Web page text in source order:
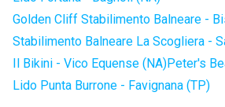
Golden Cliff Stabilimento Balneare -
Stabilimento Balneare La Scogliera -
Il Bikini - Vico Equense (NA)Peter's
Lido Punta Burrone - Favignana (TP)